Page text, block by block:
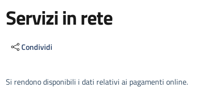
Servizi in rete
Condividi
Descrizione
Si rendono disponibili i dati relativi ai pagamenti online.